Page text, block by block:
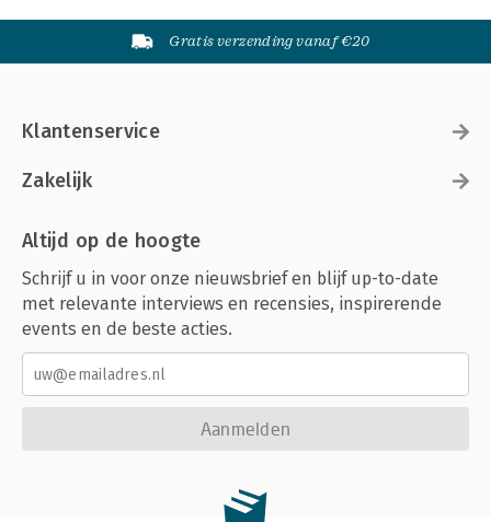
Gratis verzending vanaf €20
Klantenservice
Zakelijk
Altijd op de hoogte
Schrijf u in voor onze nieuwsbrief en blijf up-to-date
met relevante interviews en recensies, inspirerende
events en de beste acties.
Aanmelden